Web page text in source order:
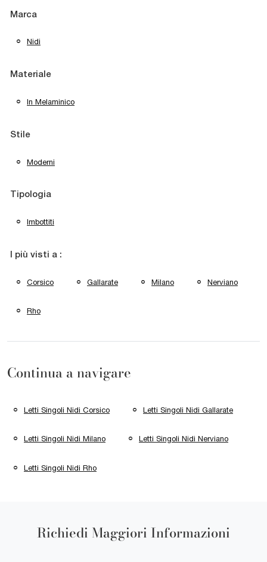
Marca
Nidi
Materiale
In Melaminico
Stile
Moderni
Tipologia
Imbottiti
I più visti a :
Corsico Gallarate Milano Nerviano
Rho
Continua a navigare
Letti Singoli Nidi Corsico Letti Singoli Nidi Gallarate
Letti Singoli Nidi Milano Letti Singoli Nidi Nerviano
Letti Singoli Nidi Rho
Richiedi Maggiori Informazioni